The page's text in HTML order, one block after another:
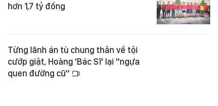
hơn 1,7 tỷ đồng
Từng lãnh án tù chung thân về tội
cướp giật, Hoàng 'Bác Sĩ' lại "ngựa
quen đường cũ"